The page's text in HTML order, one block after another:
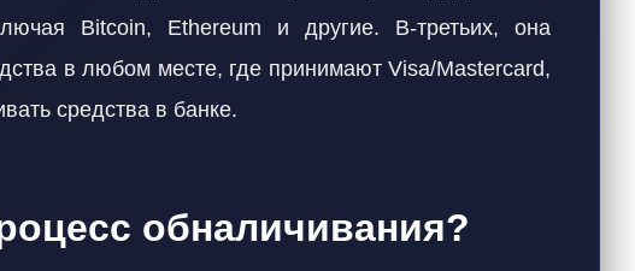
Bitcoin, Ethereum и другие. В-третьих, она
в любом месте, где принимают Visa/Mastercard,
средства в банке.
обналичивания?